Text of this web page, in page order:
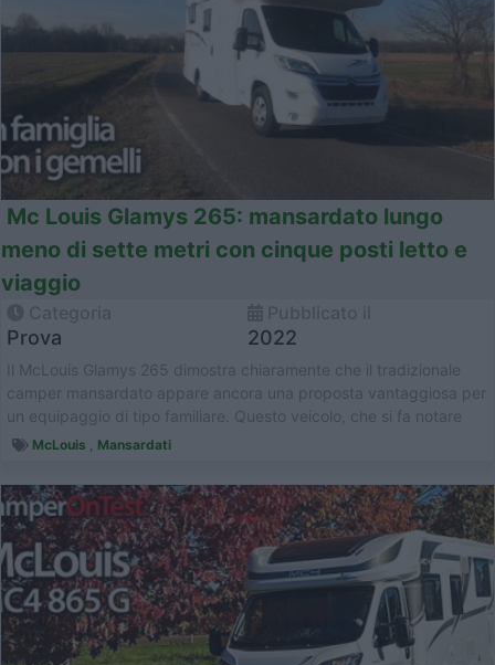
Mc Louis Glamys 265: mansardato lungo
meno di sette metri con cinque posti letto e
viaggio
Prova 2022
Il McLouis Glamys 265 dimostra chiaramente che il tradizionale
camper mansardato appare ancora una proposta vantaggiosa per
un equipaggio di tipo familiare. Questo veicolo, che si fa notare
anche per ...
McLouis , Mansardati